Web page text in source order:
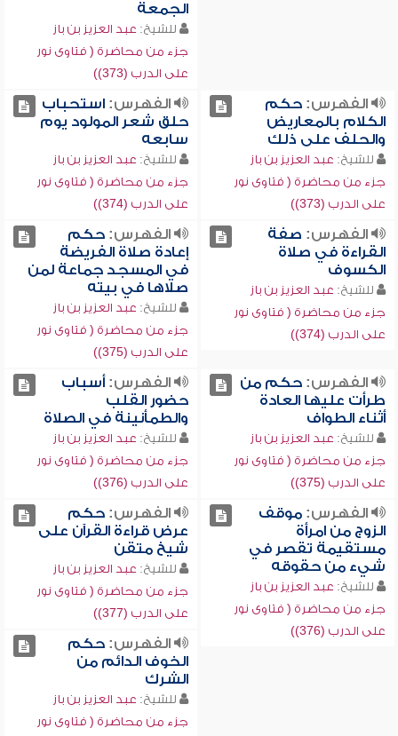
الجمعة
للشيخ: عبد العزيز بن باز
جزء من محاضرة ( فتاوى نور
على الدرب (373))
الفهرس:حكم
الكلام بالمعاريض
والحلف على ذلك
للشيخ: عبد العزيز بن باز
جزء من محاضرة ( فتاوى نور
على الدرب (373))
الفهرس:استحباب
حلق شعر المولود يوم
سابعه
للشيخ: عبد العزيز بن باز
جزء من محاضرة ( فتاوى نور
على الدرب (374))
الفهرس: صفة
القراءة في صلاة
الكسوف
للشيخ: عبد العزيز بن باز
جزء من محاضرة ( فتاوى نور
على الدرب (374))
الفهرس:حكم
إعادة صلاة الفريضة
في المسجد جماعة لمن
صلاها في بيته
للشيخ: عبد العزيز بن باز
جزء من محاضرة ( فتاوى نور
على الدرب (375))
الفهرس:حكم من
طرأت عليها العادة
أثناء الطواف
للشيخ: عبد العزيز بن باز
جزء من محاضرة ( فتاوى نور
على الدرب (375))
الفهرس:أسباب
حضور القلب
والطمأنينة في الصلاة
للشيخ: عبد العزيز بن باز
جزء من محاضرة ( فتاوى نور
على الدرب (376))
الفهرس:موقف
الزوج من امرأة
مستقيمة تقصر في
شيء من حقوقه
للشيخ: عبد العزيز بن باز
جزء من محاضرة ( فتاوى نور
على الدرب (376))
الفهرس:حكم
عرض قراءة القرآن على
شيخ متقن
للشيخ: عبد العزيز بن باز
جزء من محاضرة ( فتاوى نور
على الدرب (377))
الفهرس:حكم
الخوف الدائم من
الشرك
للشيخ: عبد العزيز بن باز
جزء من محاضرة ( فتاوى نور